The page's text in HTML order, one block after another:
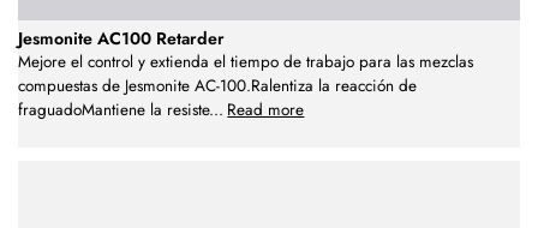
Jesmonite AC100 Retarder
Mejore el control y extienda el tiempo de trabajo para las mezclas
compuestas de Jesmonite AC-100.Ralentiza la reacción de
fraguadoMantiene la resiste... Read more